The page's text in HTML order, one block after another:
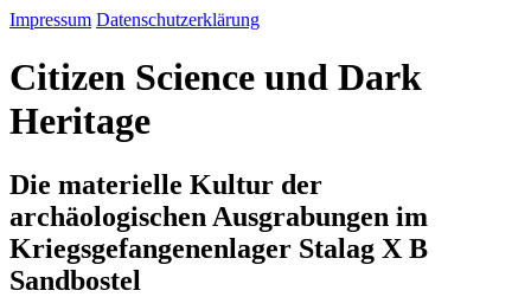
Impressum Datenschutzerklärung
Citizen Science und Dark
Heritage
Die materielle Kultur der
archäologischen Ausgrabungen im
Kriegsgefangenenlager Stalag X B
Sandbostel